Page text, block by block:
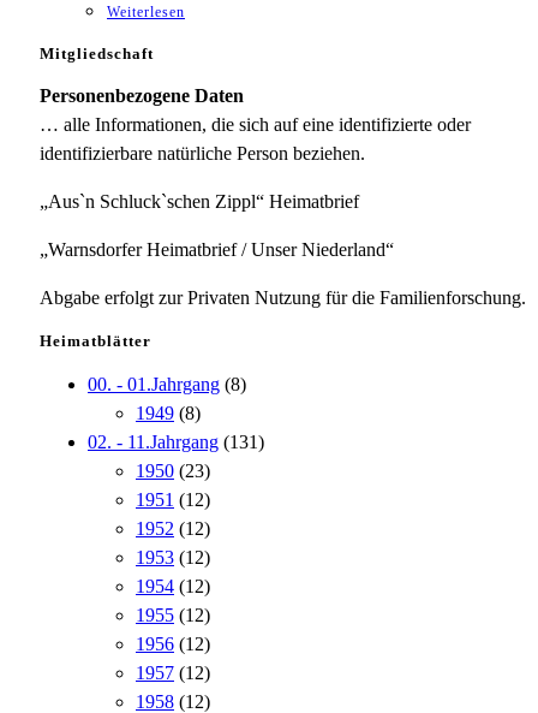
Weiterlesen
Mitgliedschaft
Personenbezogene Daten
… alle Informationen, die sich auf eine identifizierte oder
identifizierbare natürliche Person beziehen.
„Aus`n Schluck`schen Zippl“ Heimatbrief
„Warnsdorfer Heimatbrief / Unser Niederland“
Abgabe erfolgt zur Privaten Nutzung für die Familienforschung.
Heimatblätter
00. - 01.Jahrgang (8)
1949 (8)
02. - 11.Jahrgang (131)
1950 (23)
1951 (12)
1952 (12)
1953 (12)
1954 (12)
1955 (12)
1956 (12)
1957 (12)
1958 (12)